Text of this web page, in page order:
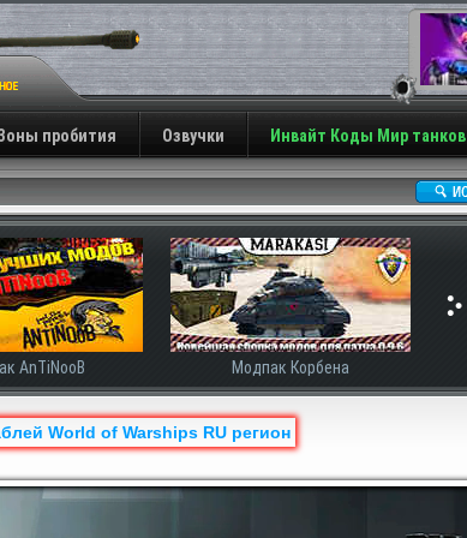
пробития Озвучки Инвайт Коды Мир танков
AnTiNooB Модпак Корбена
World of Warships RU регион